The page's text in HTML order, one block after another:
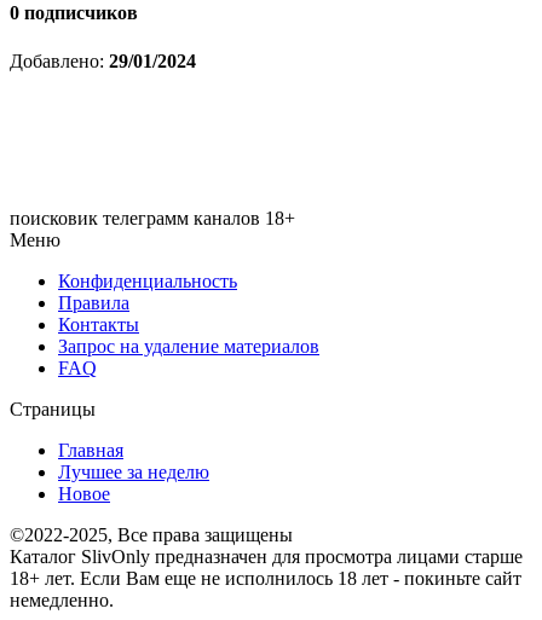
0 подписчиков
Добавлено: 29/01/2024
поисковик телеграмм каналов 18+
Меню
Конфиденциальность
Правила
Контакты
Запрос на удаление материалов
FAQ
Страницы
Главная
Лучшее за неделю
Новое
©2022-2025, Все права защищены
Каталог SlivOnly предназначен для просмотра лицами старше
18+ лет. Если Вам еще не исполнилось 18 лет - покиньте сайт
немедленно.